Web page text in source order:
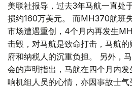
美联社报导，过去3年马航一直处
损约160万美元。 而MH370航班
市场遭遇重创，4个月内再发生
击毁，对马航是致命打击，马航
府和纳税人的沉重负担。 另外，
会的声明指出，马航在四个月内
响机组人员的心情，亦因事故士